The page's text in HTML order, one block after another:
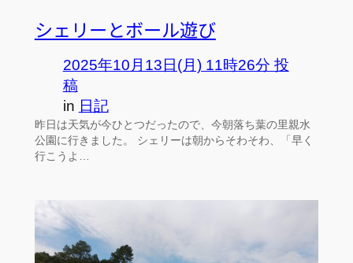
シェリーとボール遊び
2025年10月13日(月) 11時26分 投
稿
in 日記
昨日は天気が今ひとつだったので、今朝落ち葉の里親水
公園に行きました。 シェリーは朝からそわそわ、「早く
行こうよ…